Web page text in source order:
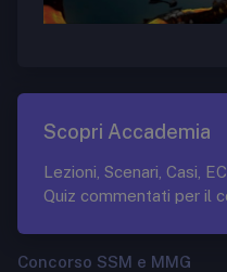
Scopri Accademia
Lezioni, Scenari, Casi,
Quiz commentati per il
Concorso SSM e MMG